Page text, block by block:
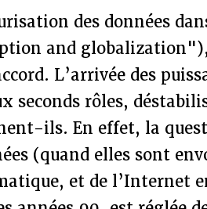
des données
and globalization"),
L’arrivée des
seconds rôles,
ils. En effet, la
(quand elles sont
et de l’Internet